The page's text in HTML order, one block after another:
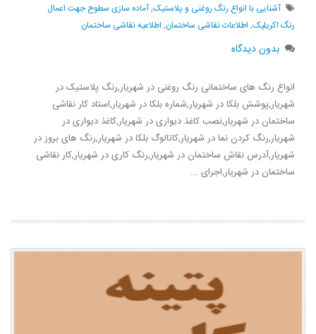
آشنایی با انواع رنگ روغنی و پلاستیک,آماده سازی سطوح جهت اعمال
رنگ اکریلیک, اطلاعات نقاشی ساختمان, اطلاعیه نقاشی ساختمان
بدون دیدگاه
انواع رنگ های ساختمانی رنگ روغنی در شهریار,رنگ پلاستیک در
شهریار,پوشش بلکا در شهریار,شماره بلکا در شهریار,استاد کار نقاشی
ساختمان در شهریار,نصب کاغذ دیواری در شهریار,کاغذ دیواری در
شهریار,رنگ کردن نما در شهریار,کاتالوگ بلکا در شهریار,رنگ های بروز در
شهریار,آدرس نقاش ساختمان در شهریار,رنگ کاری در شهریار,کار نقاشی
ساختمان در شهریار,اجرای ...